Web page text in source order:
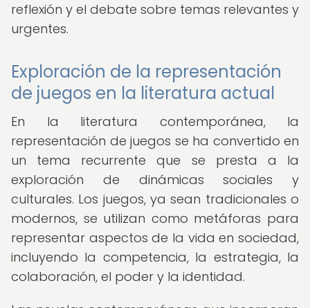
reflexión y el debate sobre temas relevantes y
urgentes.
Exploración de la representación
de juegos en la literatura actual
En la literatura contemporánea, la
representación de juegos se ha convertido en
un tema recurrente que se presta a la
exploración de dinámicas sociales y
culturales. Los juegos, ya sean tradicionales o
modernos, se utilizan como metáforas para
representar aspectos de la vida en sociedad,
incluyendo la competencia, la estrategia, la
colaboración, el poder y la identidad.